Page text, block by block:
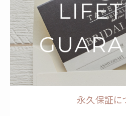
永久保証に